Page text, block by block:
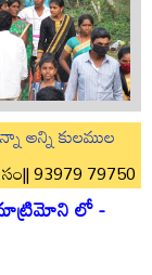
అన్ని కులముల
సం|| 93979 79750
మాట్రిమోని లో -